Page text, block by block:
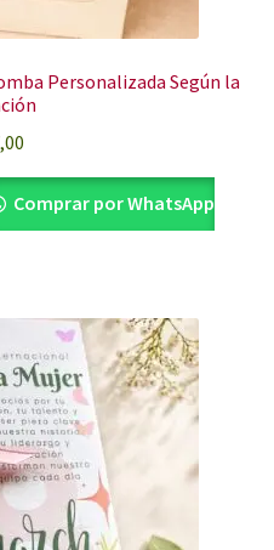
Personalizada Según la
Comprar por WhatsApp